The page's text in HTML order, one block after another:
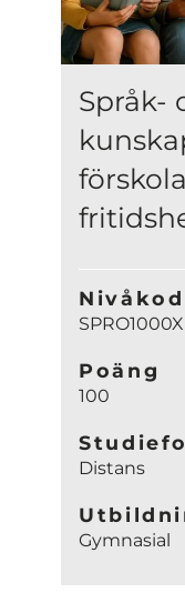
Språk-
Nivåkod
SPRO1000X
Poäng
100
Distans
Gymnasial